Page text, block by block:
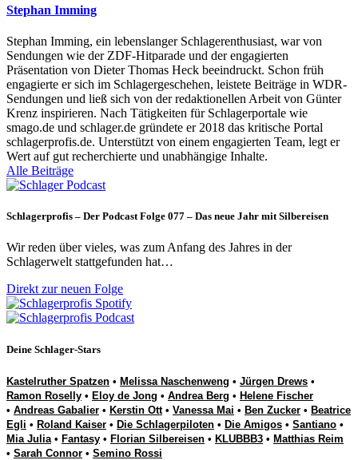
Stephan Imming
Stephan Imming, ein lebenslanger Schlagerenthusiast, war von
Sendungen wie der ZDF-Hitparade und der engagierten
Präsentation von Dieter Thomas Heck beeindruckt. Schon früh
engagierte er sich im Schlagergeschehen, leistete Beiträge in WDR-
Sendungen und ließ sich von der redaktionellen Arbeit von Günter
Krenz inspirieren. Nach Tätigkeiten für Schlagerportale wie
smago.de und schlager.de gründete er 2018 das kritische Portal
schlagerprofis.de. Unterstützt von einem engagierten Team, legt er
Wert auf gut recherchierte und unabhängige Inhalte.
Alle Beiträge
Schlagerprofis – Der Podcast Folge 077 – Das neue Jahr mit Silbereisen
Wir reden über vieles, was zum Anfang des Jahres in der
Schlagerwelt stattgefunden hat…
Direkt zur neuen Folge
Deine Schlager-Stars
Kastelruther Spatzen • Melissa Naschenweng • Jürgen Drews •
Ramon Roselly • Eloy de Jong • Andrea Berg • Helene Fischer
• Andreas Gabalier • Kerstin Ott• Vanessa Mai • Ben Zucker • Beatrice
Egli • Roland Kaiser • Die Schlagerpiloten • Die Amigos • Santiano •
Mia Julia • Fantasy • Florian Silbereisen • KLUBBB3 • Matthias Reim
• Sarah Connor • Semino Rossi